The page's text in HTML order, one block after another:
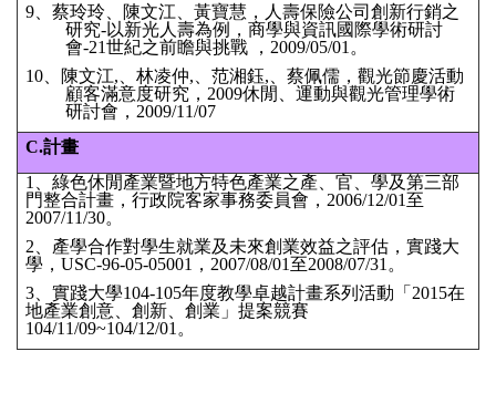
9、蔡玲玲、陳文江、黃寶慧，人壽保險公司創新行銷之
研究-以新光人壽為例，商學與資訊國際學術研討
會-21世紀之前瞻與挑戰 ，2009/05/01。
10、陳文江,、林凌仲,、范湘鈺,、蔡佩儒，觀光節慶活動
顧客滿意度研究，2009休閒、運動與觀光管理學術
研討會，2009/11/07
C.計畫
1、綠色休閒產業暨地方特色產業之產、官、學及第三部
門整合計畫，行政院客家事務委員會，2006/12/01至
2007/11/30。
2、產學合作對學生就業及未來創業效益之評估，實踐大
學，USC-96-05-05001，2007/08/01至2008/07/31。
3、實踐大學104-105年度教學卓越計畫系列活動「2015在
地產業創意、創新、創業」提案競賽
104/11/09~104/12/01。